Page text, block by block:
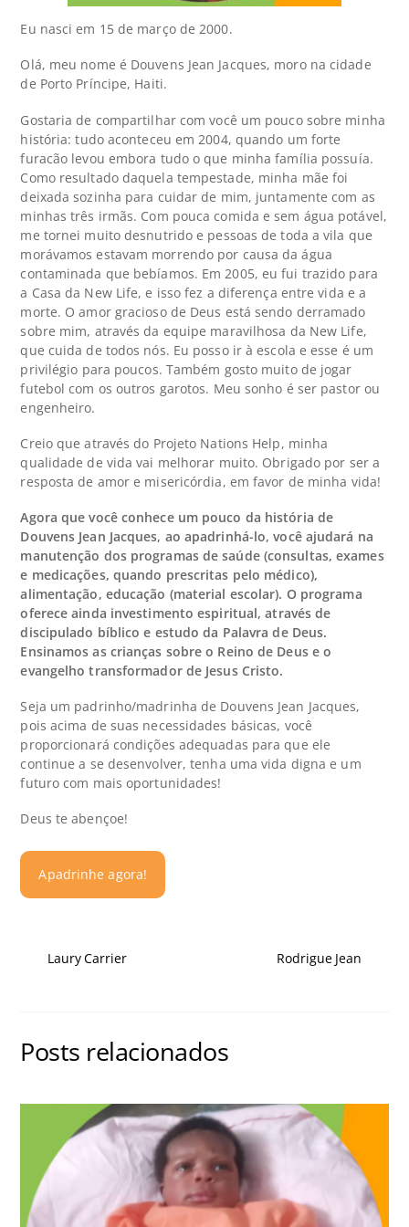
Eu nasci em 15 de março de 2000.
Olá, meu nome é Douvens Jean Jacques, moro na cidade
de Porto Príncipe, Haiti.
Gostaria de compartilhar com você um pouco sobre minha
história: tudo aconteceu em 2004, quando um forte
furacão levou embora tudo o que minha família possuía.
Como resultado daquela tempestade, minha mãe foi
deixada sozinha para cuidar de mim, juntamente com as
minhas três irmãs. Com pouca comida e sem água potável,
me tornei muito desnutrido e pessoas de toda a vila que
morávamos estavam morrendo por causa da água
contaminada que bebíamos. Em 2005, eu fui trazido para
a Casa da New Life, e isso fez a diferença entre vida e a
morte. O amor gracioso de Deus está sendo derramado
sobre mim, através da equipe maravilhosa da New Life,
que cuida de todos nós. Eu posso ir à escola e esse é um
privilégio para poucos. Também gosto muito de jogar
futebol com os outros garotos. Meu sonho é ser pastor ou
engenheiro.
Creio que através do Projeto Nations Help, minha
qualidade de vida vai melhorar muito. Obrigado por ser a
resposta de amor e misericórdia, em favor de minha vida!
Agora que você conhece um pouco da história de
Douvens Jean Jacques, ao apadrinhá-lo, você ajudará na
manutenção dos programas de saúde (consultas, exames
e medicações, quando prescritas pelo médico),
alimentação, educação (material escolar). O programa
oferece ainda investimento espiritual, através de
discipulado bíblico e estudo da Palavra de Deus.
Ensinamos as crianças sobre o Reino de Deus e o
evangelho transformador de Jesus Cristo.
Seja um padrinho/madrinha de Douvens Jean Jacques,
pois acima de suas necessidades básicas, você
proporcionará condições adequadas para que ele
continue a se desenvolver, tenha uma vida digna e um
futuro com mais oportunidades!
Deus te abençoe!
Apadrinhe agora!
Laury Carrier Rodrigue Jean
Posts relacionados